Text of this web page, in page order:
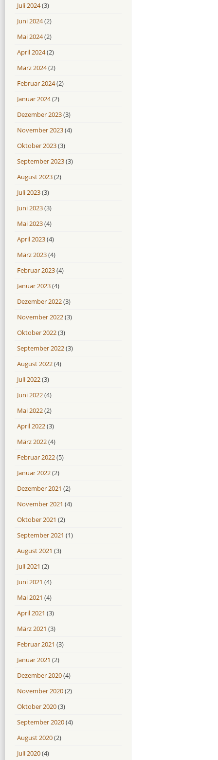
Juli 2024(3)
Juni 2024(2)
Mai 2024(2)
April 2024(2)
März 2024(2)
Februar 2024(2)
Januar 2024(2)
Dezember 2023(3)
November 2023(4)
Oktober 2023(3)
September 2023(3)
August 2023(2)
Juli 2023(3)
Juni 2023(3)
Mai 2023(4)
April 2023(4)
März 2023(4)
Februar 2023(4)
Januar 2023(4)
Dezember 2022(3)
November 2022(3)
Oktober 2022(3)
September 2022(3)
August 2022(4)
Juli 2022(3)
Juni 2022(4)
Mai 2022(2)
April 2022(3)
März 2022(4)
Februar 2022(5)
Januar 2022(2)
Dezember 2021 (2)
November 2021 (4)
Oktober 2021 (2)
September 2021 (1)
August 2021 (3)
Juli 2021 (2)
Juni 2021 (4)
Mai 2021 (4)
April 2021 (3)
März 2021 (3)
Februar 2021 (3)
Januar 2021 (2)
Dezember 2020(4)
November 2020(2)
Oktober 2020(3)
September 2020(4)
August 2020(2)
Juli 2020(4)